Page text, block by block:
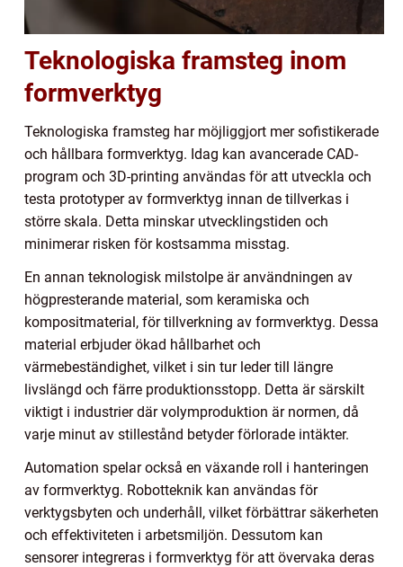
Teknologiska framsteg inom
formverktyg
Teknologiska framsteg har möjliggjort mer sofistikerade
och hållbara formverktyg. Idag kan avancerade CAD-
program och 3D-printing användas för att utveckla och
testa prototyper av formverktyg innan de tillverkas i
större skala. Detta minskar utvecklingstiden och
minimerar risken för kostsamma misstag.
En annan teknologisk milstolpe är användningen av
högpresterande material, som keramiska och
kompositmaterial, för tillverkning av formverktyg. Dessa
material erbjuder ökad hållbarhet och
värmebeständighet, vilket i sin tur leder till längre
livslängd och färre produktionsstopp. Detta är särskilt
viktigt i industrier där volymproduktion är normen, då
varje minut av stillestånd betyder förlorade intäkter.
Automation spelar också en växande roll i hanteringen
av formverktyg. Robotteknik kan användas för
verktygsbyten och underhåll, vilket förbättrar säkerheten
och effektiviteten i arbetsmiljön. Dessutom kan
sensorer integreras i formverktyg för att övervaka deras